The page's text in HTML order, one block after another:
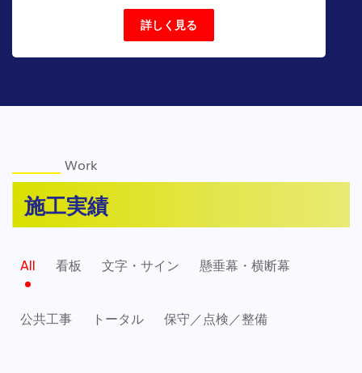
詳しく見る
Work
施工実績
All 看板 文字・サイン 懸垂幕・横断幕
公共工事 トータル 保守／点検／整備